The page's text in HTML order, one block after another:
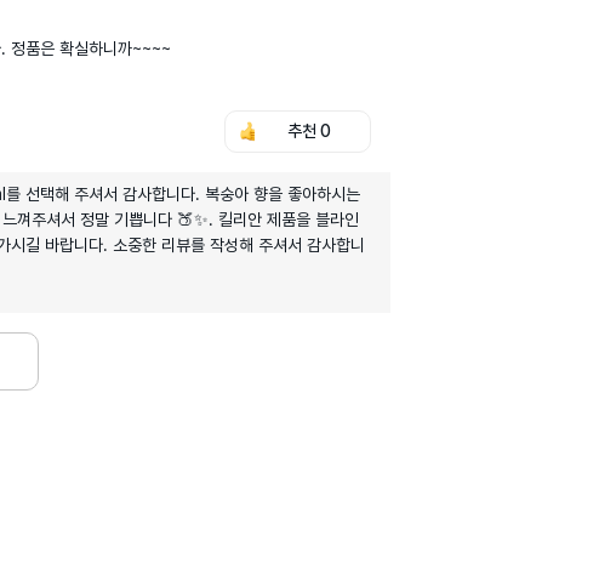
정품은 확실하니까~~~~
추천 0
선택해 주셔서 감사합니다. 복숭아 향을 좋아하시는
껴주셔서 정말 기쁩니다 🍑✨. 킬리안 제품을 블라인
길 바랍니다. 소중한 리뷰를 작성해 주셔서 감사합니